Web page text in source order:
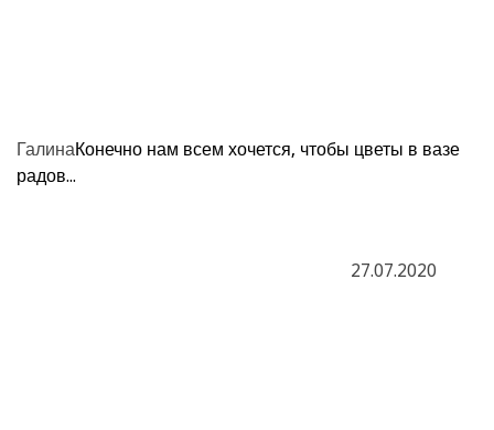
ГалинаКонечно нам всем хочется, чтобы цветы в вазе
радов...
27.07.2020